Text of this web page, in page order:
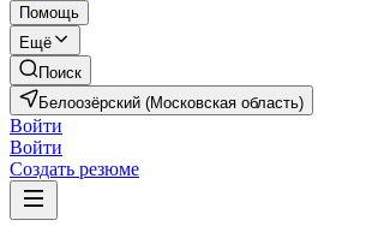
Помощь
Ещё
Поиск
Белоозёрский (Московская область)
Войти
Войти
Создать резюме